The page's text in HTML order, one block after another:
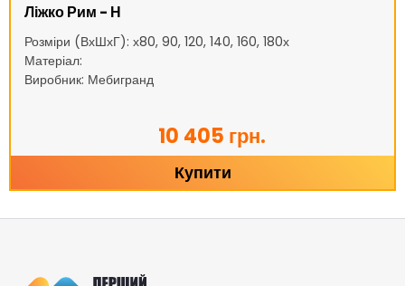
Ліжко Рим - Н
Розміри (ВхШхГ): х80, 90, 120, 140, 160, 180х
Матеріал:
Виробник: Мебигранд
10 405 грн.
Купити